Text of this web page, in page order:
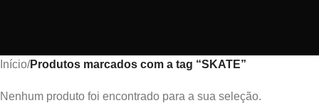
Início/Produtos marcados com a tag “SKATE”
Nenhum produto foi encontrado para a sua seleção.